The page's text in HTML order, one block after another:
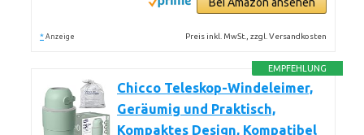
* Anzeige Preis inkl. MwSt., zzgl. Versandkosten
EMPFEHLUNG
Chicco Teleskop-Windeleimer,
Geräumig und Praktisch,
Kompaktes Design, Kompatibel